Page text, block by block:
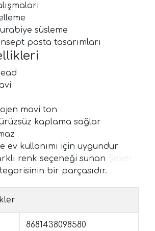
süsleme
pasta tasarımları
mavi ton
kaplama sağlar
ev kullanımı için uygundur
renk seçeneği sunan
bir parçasıdır.
8681438098580